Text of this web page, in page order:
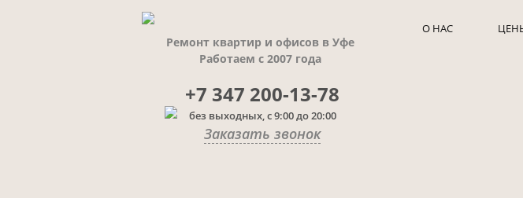
Ремонт квартир и офисов в Уфе
Работаем с 2007 года
+7 347 200-13-78
без выходных, с 9:00 до 20:00
Заказать звонок
О НАС